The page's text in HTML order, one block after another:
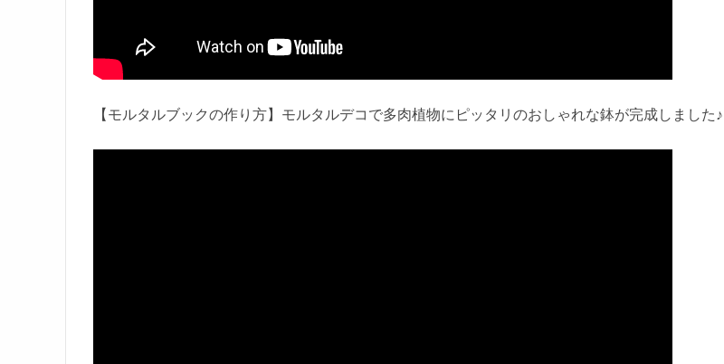
【モルタルブックの作り方】モルタルデコで多肉植物にピッタリのおしゃれな鉢が完成しました♪